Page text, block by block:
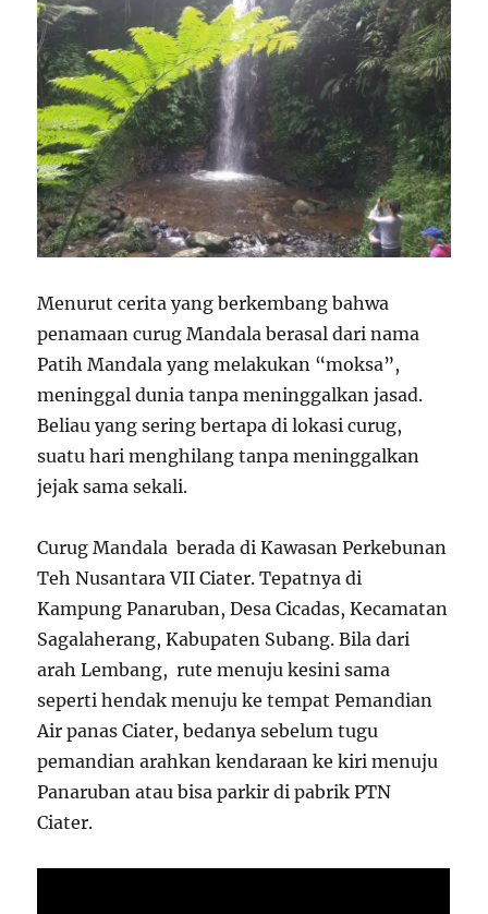
Menurut cerita yang berkembang bahwa
penamaan curug Mandala berasal dari nama
Patih Mandala yang melakukan “moksa”,
meninggal dunia tanpa meninggalkan jasad.
Beliau yang sering bertapa di lokasi curug,
suatu hari menghilang tanpa meninggalkan
jejak sama sekali.
Curug Mandala berada di Kawasan Perkebunan
Teh Nusantara VII Ciater. Tepatnya di
Kampung Panaruban, Desa Cicadas, Kecamatan
Sagalaherang, Kabupaten Subang. Bila dari
arah Lembang, rute menuju kesini sama
seperti hendak menuju ke tempat Pemandian
Air panas Ciater, bedanya sebelum tugu
pemandian arahkan kendaraan ke kiri menuju
Panaruban atau bisa parkir di pabrik PTN
Ciater.